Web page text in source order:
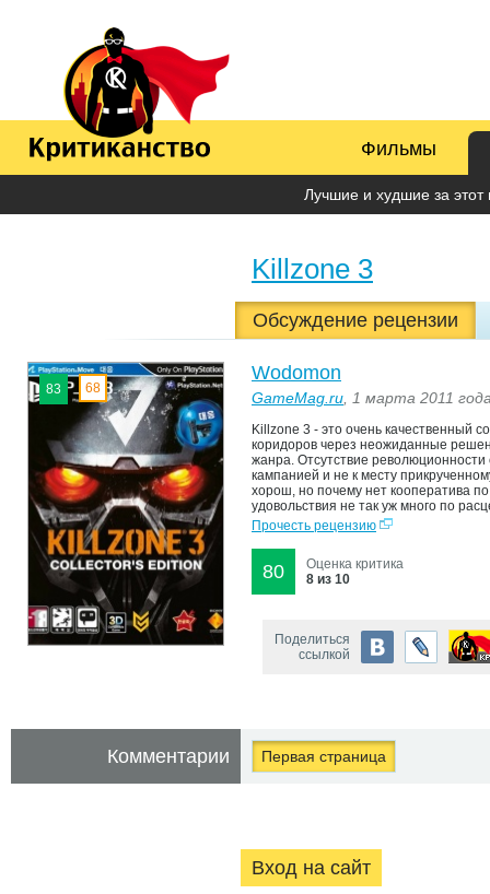
Фильмы
Лучшие и худшие за этот
Killzone 3
Обсуждение рецензии
83 68
Wodomon
GameMag.ru , 1 марта 2011
Killzone 3 - это очень качественный
коридоров через неожиданные
жанра. Отсутствие
кампанией и не к месту
хорош, но почему нет кооператива
удовольствия не так уж много по
Прочесть рецензию
80
Оценка критика
8 из 10
Поделиться
ссылкой
Комментарии Первая страница
Вход на сайт